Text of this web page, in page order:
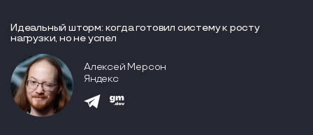
Идеальный шторм: когда готовил систему к росту
нагрузки, но не успел
Алексей Мерсон
Яндекс